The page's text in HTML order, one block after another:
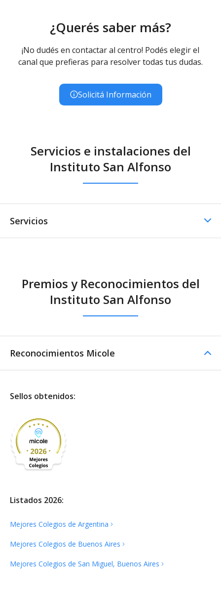
¿Querés saber más?
¡No dudés en contactar al centro! Podés elegir el
canal que prefieras para resolver todas tus dudas.
Solicitá Información
Servicios e instalaciones del
Instituto San Alfonso
Servicios
Dining room - External
convivencias
Premios y Reconocimientos del
Instituto San Alfonso
Reconocimientos Micole
Sellos obtenidos:
Listados 2026:
Mejores Colegios de Argentina
Mejores Colegios de Buenos Aires
Mejores Colegios de San Miguel, Buenos Aires